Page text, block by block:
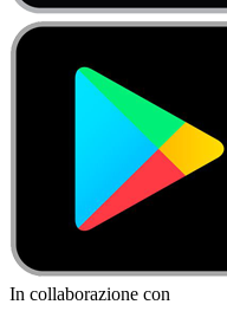
In collaborazione con